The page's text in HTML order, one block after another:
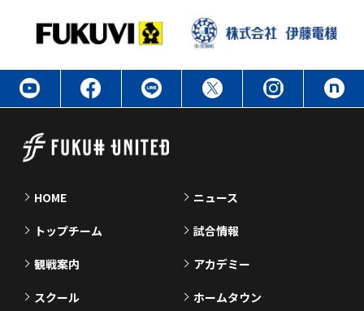
HOME ニュース
トップチーム 試合情報
観戦案内 アカデミー
スクール ホームタウン